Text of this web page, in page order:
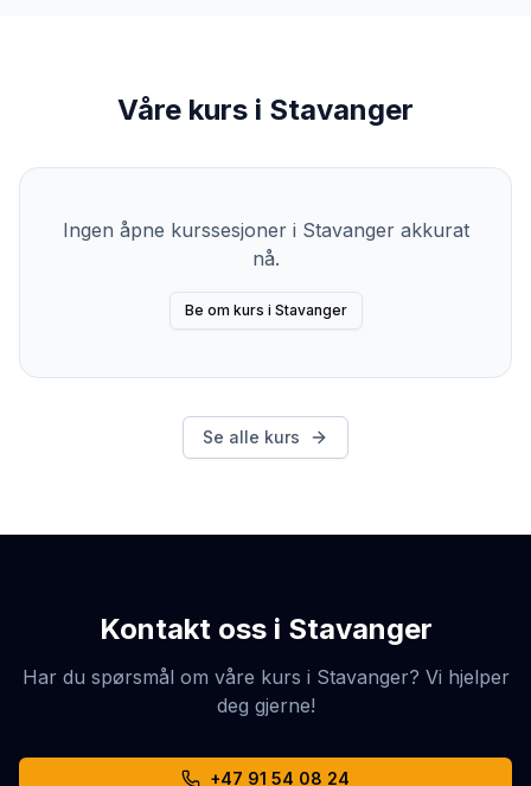
Våre kurs i Stavanger
Ingen åpne kurssesjoner i Stavangerakkurat
nå.
Be om kurs i Stavanger
Se alle kurs
Kontakt oss i Stavanger
Har du spørsmål om våre kurs i Stavanger? Vi hjelper
deg gjerne!
+47 91 54 08 24